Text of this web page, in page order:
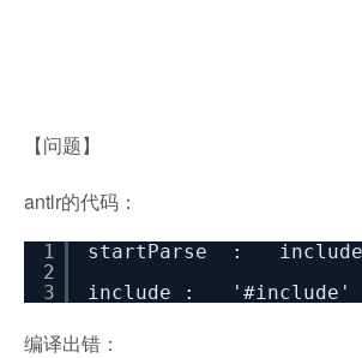
【问题】
antlr的代码：
1
2
3
startParse :
include :
编译出错：